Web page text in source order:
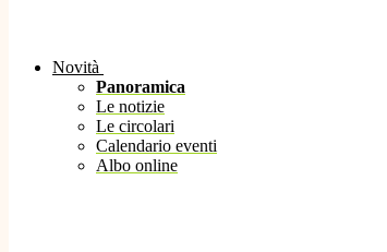
Novità
Panoramica
Le notizie
Le circolari
Calendario eventi
Albo online